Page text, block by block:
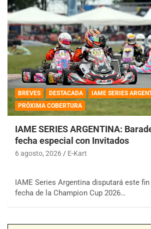
BREVES DESTACADA
IAME SERIES
PRÓXIMA COBERTURA
IAME SERIES ARGENTINA:
fecha especial con Invitados
6 agosto, 2026 E-Kart
IAME Series Argentina disputará este
fecha de la Champion Cup 2026…